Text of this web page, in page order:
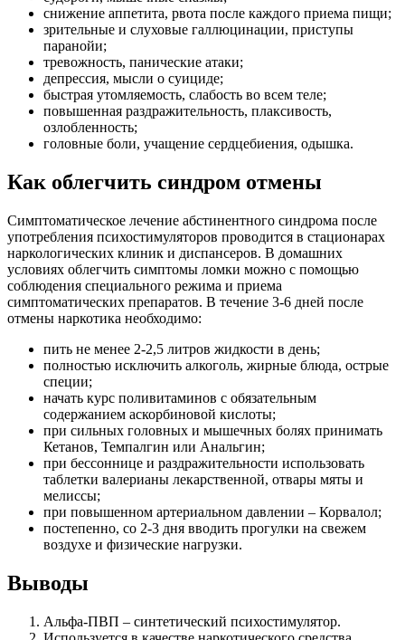
снижение аппетита, рвота после каждого приема пищи;
зрительные и слуховые галлюцинации, приступы
паранойи;
тревожность, панические атаки;
депрессия, мысли о суициде;
быстрая утомляемость, слабость во всем теле;
повышенная раздражительность, плаксивость,
озлобленность;
головные боли, учащение сердцебиения, одышка.
Как облегчить синдром отмены
Симптоматическое лечение абстинентного синдрома после
употребления психостимуляторов проводится в стационарах
наркологических клиник и диспансеров. В домашних
условиях облегчить симптомы ломки можно с помощью
соблюдения специального режима и приема
симптоматических препаратов. В течение 3-6 дней после
отмены наркотика необходимо:
пить не менее 2-2,5 литров жидкости в день;
полностью исключить алкоголь, жирные блюда, острые
специи;
начать курс поливитаминов с обязательным
содержанием аскорбиновой кислоты;
при сильных головных и мышечных болях принимать
Кетанов, Темпалгин или Анальгин;
при бессоннице и раздражительности использовать
таблетки валерианы лекарственной, отвары мяты и
мелиссы;
при повышенном артериальном давлении – Корвалол;
постепенно, со 2-3 дня вводить прогулки на свежем
воздухе и физические нагрузки.
Выводы
Альфа-ПВП – синтетический психостимулятор.